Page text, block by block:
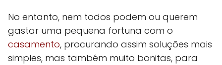
No entanto, nem todos podem ou querem
gastar uma pequena fortuna com o
casamento, procurando assim soluções mais
simples, mas também muito bonitas, para